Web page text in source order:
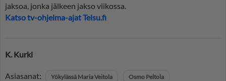
jaksoa, jonka jälkeen jakso viikossa.
Katso tv-ohjelma-ajat Telsu.fi
K. Kurki
Asiasanat: Yökylässä Maria Veitola Osmo Peltola